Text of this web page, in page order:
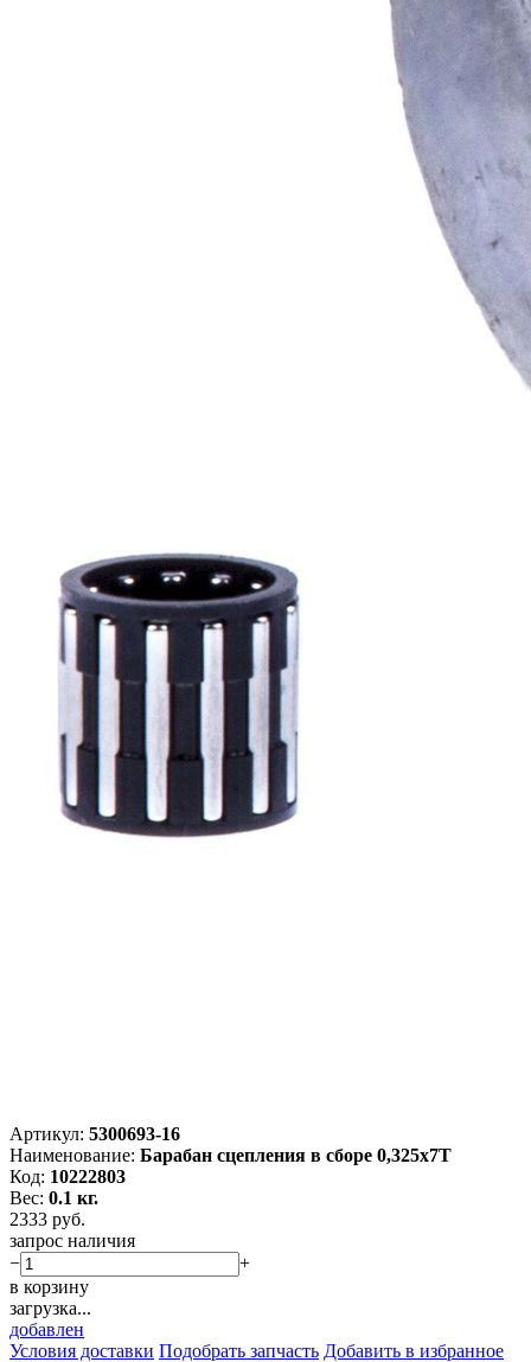
Артикул: 5300693-16
Наименование: Барабан сцепления в сборе 0,325х7Т
Код: 10222803
Вес: 0.1 кг.
2333 руб.
запрос наличия
−
+
в корзину
загрузка...
добавлен
Условия доставки Подобрать запчасть Добавить в избранное